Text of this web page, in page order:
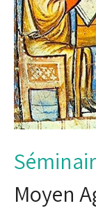
Moyen